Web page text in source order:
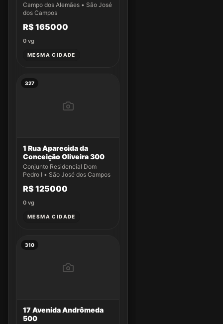
Campo dos Alemães • São José
dos Campos
R$ 165000
0 vg
MESMA CIDADE
327
1 Rua Aparecida da
Conceição Oliveira 300
Conjunto Residencial Dom
Pedro I • São José dos Campos
R$ 125000
0 vg
MESMA CIDADE
310
17 Avenida Andrômeda
500